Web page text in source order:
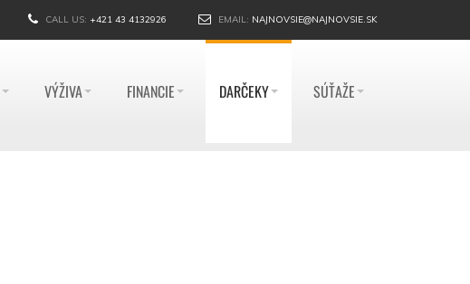
CALL US: +421 43 4132926 EMAIL: NAJNOVSIE@NAJNOVSIE.SK
VÝŽIVA FINANCIE DARČEKY SÚŤAŽE